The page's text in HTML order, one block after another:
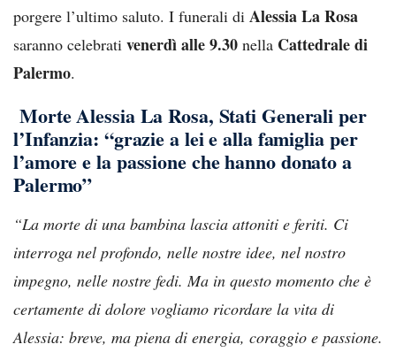
porgere l’ultimo saluto. I funerali di Alessia La Rosa
saranno celebrati venerdì alle 9.30 nella Cattedrale di
Palermo.
Morte Alessia La Rosa, Stati Generali per
l’Infanzia: “grazie a lei e alla famiglia per
l’amore e la passione che hanno donato a
Palermo”
“La morte di una bambina lascia attoniti e feriti. Ci
interroga nel profondo, nelle nostre idee, nel nostro
impegno, nelle nostre fedi.Ma in questo momento che è
certamente di dolore vogliamo ricordare la vita di
Alessia: breve, ma piena di energia, coraggio e passione.